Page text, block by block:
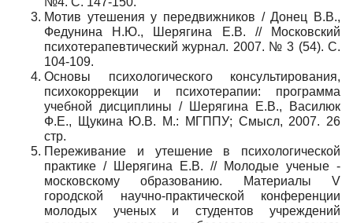
Мотив утешения у передвижников / Донец В.В.,
Федунина Н.Ю., Шерягина Е.В. // Московский
психотерапевтический журнал. 2007. № 3 (54). С.
104-109.
Основы психологического консультирования,
психокоррекции и психотерапии: программа
учебной дисциплины / Шерягина Е.В., Василюк
Ф.Е., Щукина Ю.В. М.: МГППУ; Смысл, 2007. 26
стр.
Переживание и утешение в психологической
практике / Шерягина Е.В. // Молодые ученые -
московскому образованию. Материалы V
городской научно-практической конференции
молодых ученых и студентов учреждений